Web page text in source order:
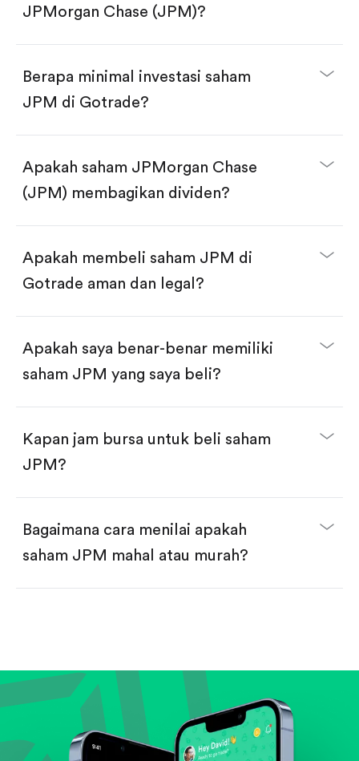
JPMorgan Chase (JPM)?
Buka akun dan selesaikan KYC.
Lakukan deposit.
Cari kode "JPM", lalu klik "Trade".
Klik tombol "Buy".
dua pilihan:
Beli saham secara fractional dalam jumlah
dollar, bisa mulai dari $1.
Swipe up untuk konfirmasi order, pembelian
Berapa minimal investasi saham
JPM di Gotrade?
Apakah saham JPMorgan Chase
(JPM) membagikan dividen?
Apakah membeli saham JPM di
Gotrade aman dan legal?
Apakah saya benar-benar memiliki
saham JPM yang saya beli?
Kapan jam bursa untuk beli saham
JPM?
Bagaimana cara menilai apakah
saham JPM mahal atau murah?
Lihat pertumbuhan pendapatan & laba.
Cek margin dan arus kas.
Evaluasi prospek bisnis dan posisi perusahaan di
industrinya.